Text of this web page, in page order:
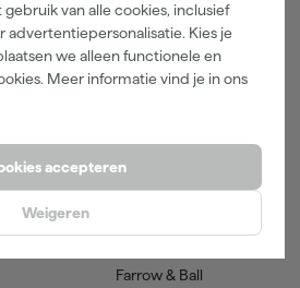
van alle cookies, inclusief
advertentiepersonalisatie. Kies je
we alleen functionele en
Meer informatie vind je in ons
accepteren
Weigeren
Beits
Betonverf en -coatings
Merken
Farrow & Ball